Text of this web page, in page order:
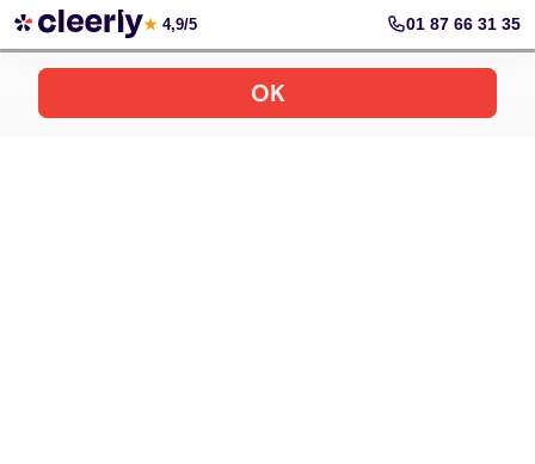
Votre simulation gratuite et personnalisée
★ 4,9/5 01 87 66 31 35